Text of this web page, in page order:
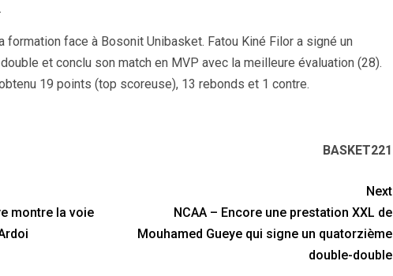
formation face à Bosonit Unibasket. Fatou Kiné Filor a signé un
et conclu son match en MVP avec la meilleure évaluation (28).
19 points (top scoreuse), 13 rebonds et 1 contre.
BASKET221
montre la voie
Next
NCAA – Encore une prestation XXL de
Mouhamed Gueye qui signe un quatorzième
double-double